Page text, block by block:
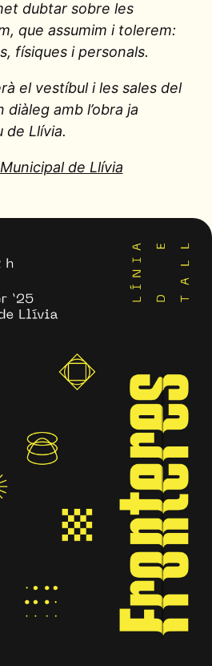
dubtar sobre les
que assumim i tolerem:
físiques i personals.
el vestíbul i les sales del
amb l’obra ja
de Llívia.
de Llívia